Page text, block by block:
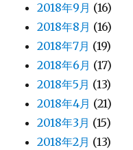
2018年9月 (16)
2018年8月 (16)
2018年7月 (19)
2018年6月 (17)
2018年5月 (13)
2018年4月 (21)
2018年3月 (15)
2018年2月 (13)